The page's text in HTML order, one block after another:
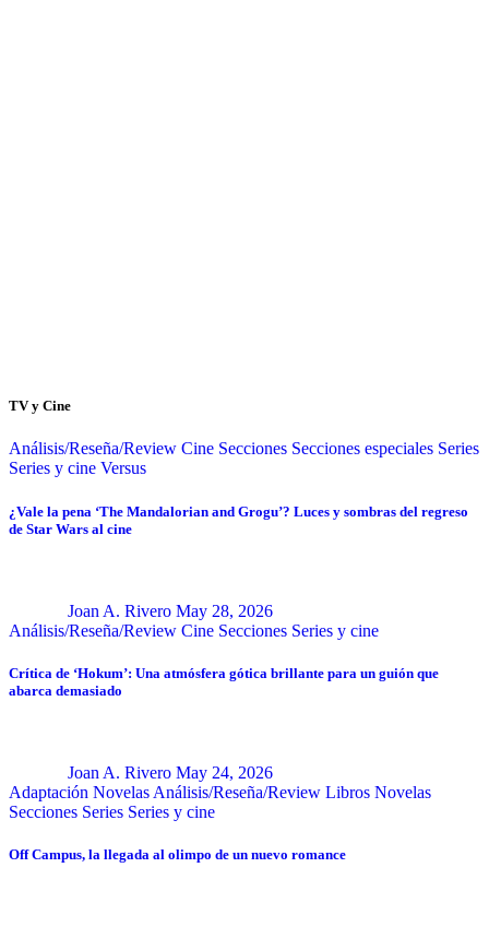
TV y Cine
Análisis/Reseña/Review Cine Secciones Secciones especiales Series
Series y cine Versus
¿Vale la pena ‘The Mandalorian and Grogu’? Luces y sombras del regreso
de Star Wars al cine
Joan A. Rivero May 28, 2026
Análisis/Reseña/Review Cine Secciones Series y cine
Crítica de ‘Hokum’: Una atmósfera gótica brillante para un guión que
abarca demasiado
Joan A. Rivero May 24, 2026
Adaptación Novelas Análisis/Reseña/Review Libros Novelas
Secciones Series Series y cine
Off Campus, la llegada al olimpo de un nuevo romance